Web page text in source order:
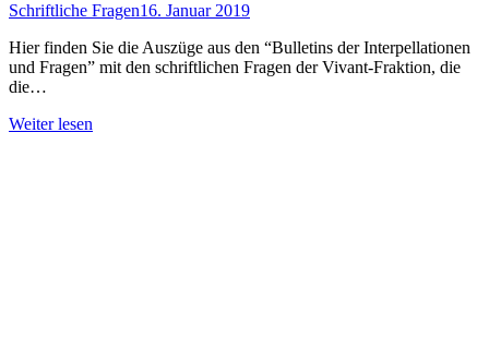
Schriftliche Fragen16. Januar 2019
Hier finden Sie die Auszüge aus den “Bulletins der Interpellationen
und Fragen” mit den schriftlichen Fragen der Vivant-Fraktion, die
die…
Weiter lesen